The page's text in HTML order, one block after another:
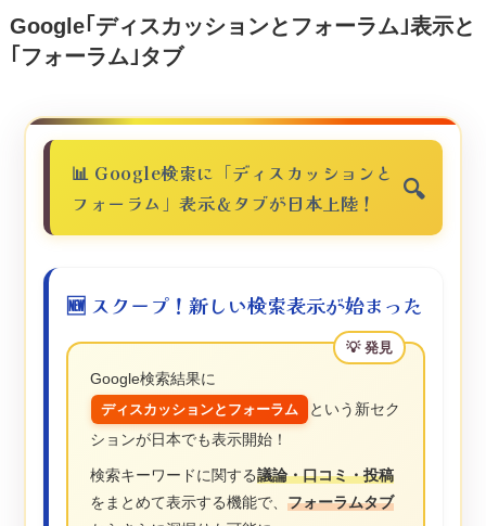
Google｢ディスカッションとフォーラム｣表示と
｢フォーラム｣タブ
📊 Google検索に「ディスカッションと
フォーラム」表示＆タブが日本上陸！
🆕 スクープ！新しい検索表示が始まった
Google検索結果に
ディスカッションとフォーラム
という新セク
ションが日本でも表示開始！
検索キーワードに関する議論・口コミ・投稿
をまとめて表示する機能で、フォーラムタブ